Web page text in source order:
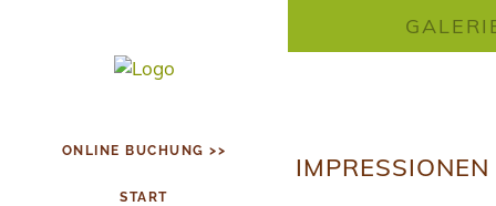
ONLINE BUCHUNG >>
START
IMPRESSIONEN